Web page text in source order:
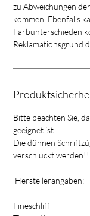
zu Abweichungen
kommen. Ebenfalls
Farbunterschieden
Reklamationsgrund
Bitte beachten Sie,
geeignet ist.
Die dünnen
verschluckt
Herstellerangaben:
Fineschliff